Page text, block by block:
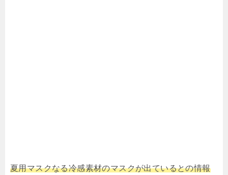
夏用マスクなる冷感素材のマスクが出ているとの情報